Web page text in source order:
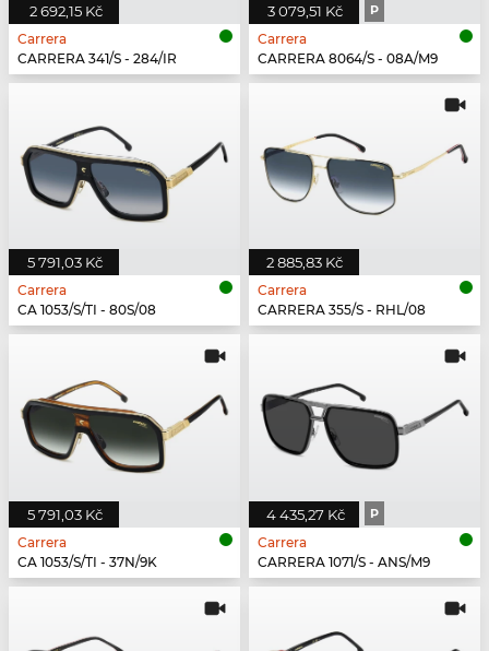
2 692,15 Kč
Carrera
CARRERA 341/S - 284/IR
3 079,51 Kč P
Carrera
CARRERA 8064/S - 08A/M9
5 791,03 Kč
Carrera
CA 1053/S/TI - 80S/08
2 885,83 Kč
Carrera
CARRERA 355/S - RHL/08
5 791,03 Kč
Carrera
CA 1053/S/TI - 37N/9K
4 435,27 Kč P
Carrera
CARRERA 1071/S - ANS/M9